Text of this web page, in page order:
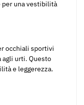
per una vestibilità
agli urti. Questo
e leggerezza.